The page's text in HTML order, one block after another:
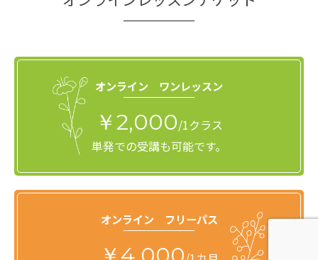
オンライン ワンレッスン
￥2,000/1クラス
単発での受講も可能です。
オンライン フリーパス